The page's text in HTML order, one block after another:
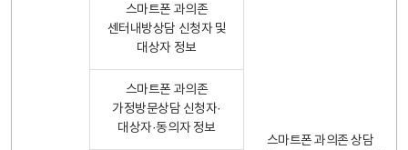
스마트폰 과의존
센터내방상담 신청자 및
대상자 정보
스마트폰 과의존 상담
스마트폰 과의존
가정방문상담 신청자·
대상자·동의자 정보